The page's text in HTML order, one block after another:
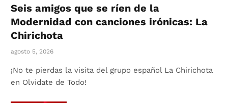
Seis amigos que se ríen de la
Modernidad con canciones irónicas: La
Chirichota
agosto 5, 2026
¡No te pierdas la visita del grupo español La Chirichota
en Olvidate de Todo!